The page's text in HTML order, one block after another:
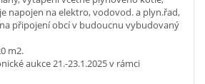
napojen na elektro, vodovod. a plyn.řad,
připojení obcí v budoucnu vybudovaný
m2.
aukce 21.-23.1.2025 v rámci